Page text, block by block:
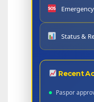
Status &
Recent
Paspor